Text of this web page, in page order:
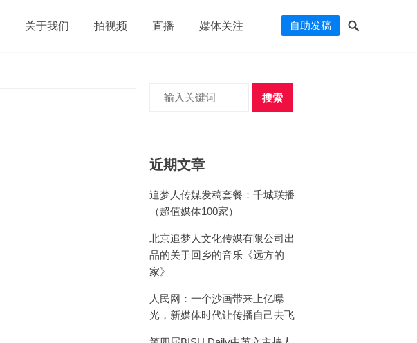
关于我们 拍视频 直播 媒体关注 自助发稿
搜索
近期文章
追梦人传媒发稿套餐：千城联播
（超值媒体100家）
北京追梦人文化传媒有限公司出
品的关于回乡的音乐《远方的
家》
人民网：一个沙画带来上亿曝
光，新媒体时代让传播自己去飞